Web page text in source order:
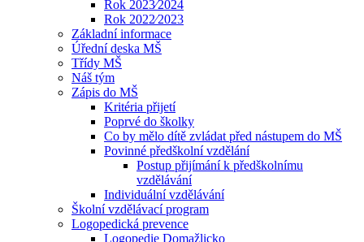
Rok 2023⁄2024
Rok 2022⁄2023
Základní informace
Úřední deska MŠ
Třídy MŠ
Náš tým
Zápis do MŠ
Kritéria přijetí
Poprvé do školky
Co by mělo dítě zvládat před nástupem do MŠ
Povinné předškolní vzdělání
Postup přijímání k předškolnímu
vzdělávání
Individuální vzdělávání
Školní vzdělávací program
Logopedická prevence
Logopedie Domažlicko